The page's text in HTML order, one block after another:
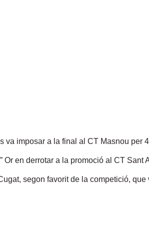
va imposar a la final al CT Masnou per
en derrotar a la promoció al CT Sant
segon favorit de la competició, que